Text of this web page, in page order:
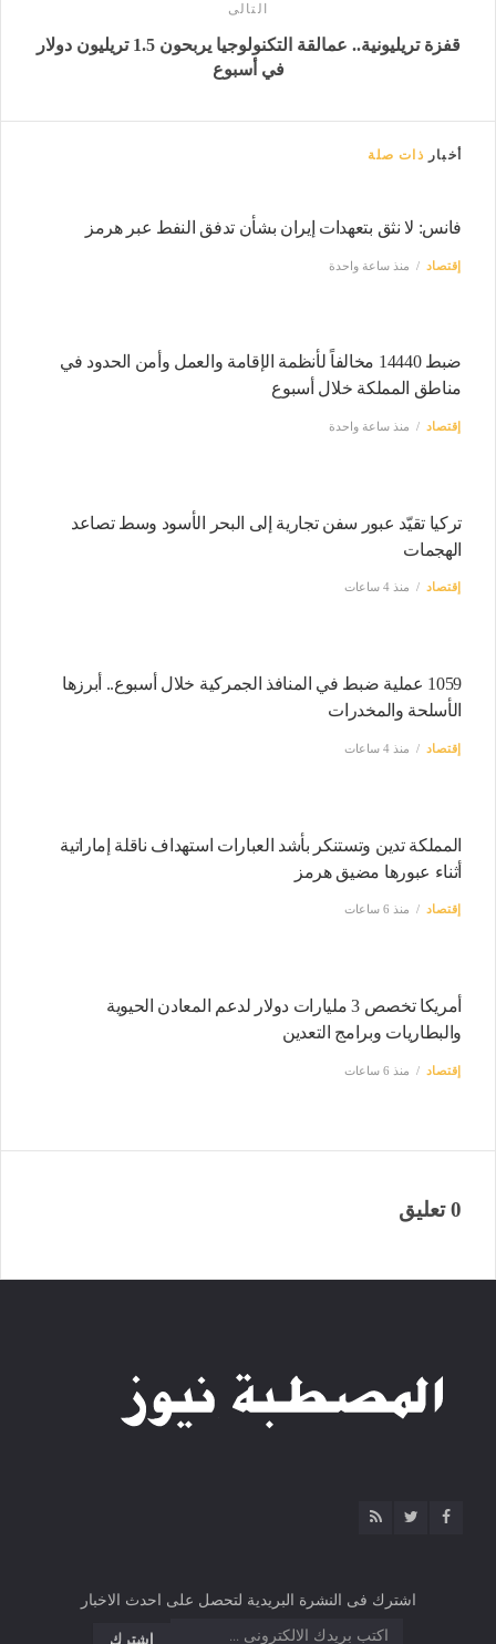
التالى
قفزة تريليونية.. عمالقة التكنولوجيا يربحون 1.5 تريليون دولار
في أسبوع
أخبار ذات صلة
فانس: لا نثق بتعهدات إيران بشأن تدفق النفط عبر هرمز
إقتصاد منذ ساعة واحدة
ضبط 14440 مخالفاً لأنظمة الإقامة والعمل وأمن الحدود في
مناطق المملكة خلال أسبوع
إقتصاد منذ ساعة واحدة
تركيا تقيّد عبور سفن تجارية إلى البحر الأسود وسط تصاعد
الهجمات
إقتصاد منذ 4 ساعات
1059 عملية ضبط في المنافذ الجمركية خلال أسبوع.. أبرزها
الأسلحة والمخدرات
إقتصاد منذ 4 ساعات
المملكة تدين وتستنكر بأشد العبارات استهداف ناقلة إماراتية
أثناء عبورها مضيق هرمز
إقتصاد منذ 6 ساعات
أمريكا تخصص 3 مليارات دولار لدعم المعادن الحيوية
والبطاريات وبرامج التعدين
إقتصاد منذ 6 ساعات
0 تعليق
اشترك فى النشرة البريدية لتحصل على احدث الاخبار